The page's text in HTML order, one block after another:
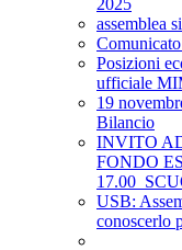
2025
assemblea
Posizioni
ufficiale
19
Bilancio
INVITO
FONDO
USB:
conoscerlo